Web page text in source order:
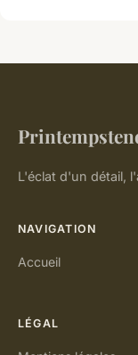
L'éclat d'un détail,
NAVIGATION
Accueil
LÉGAL